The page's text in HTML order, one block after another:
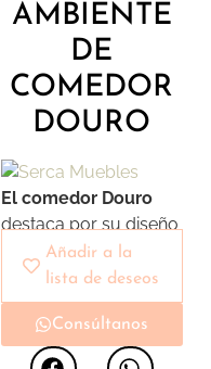
AMBIENTE
DE
COMEDOR
DOURO
El comedor Douro
destaca por su diseño
moderno y
sofisticado, ideal para
espacios luminosos y
minimalistas. La mesa
combina una
Añadir a la
lista de deseos
Consúltanos